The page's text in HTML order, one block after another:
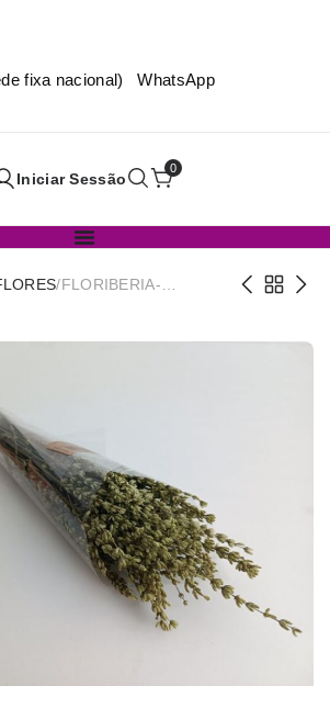
fixa nacional) WhatsApp
Iniciar Sessão
0
/FLORIBERIA-